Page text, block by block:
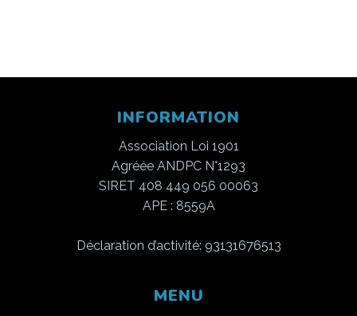
INFORMATION
Association Loi 1901
Agréée ANDPC N°1293
SIRET 408 449 056 00063
APE : 8559A
Déclaration d’activité: 93131676513
MENU